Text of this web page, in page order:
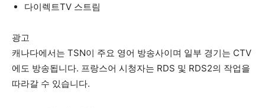
다이렉트TV 스트림
광고
캐나다에서는 TSN이 주요 영어 방송사이며 일부 경기는 CTV
에도 방송됩니다. 프랑스어 시청자는 RDS 및 RDS2의 작업을
따라갈 수 있습니다.